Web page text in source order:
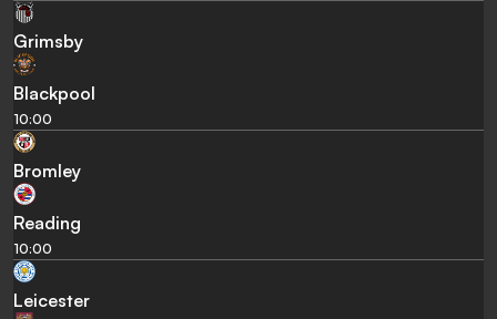
Grimsby
Blackpool
10:00
Bromley
Reading
10:00
Leicester